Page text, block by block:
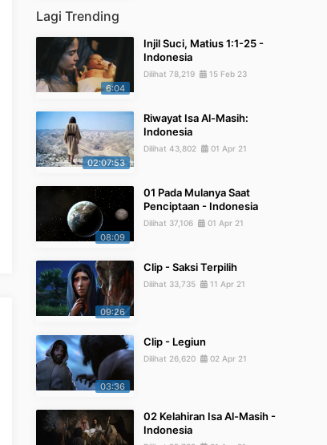
Lagi Trending
6:04
Injil Suci, Matius 1:1-25 -
Indonesia
Dilihat 78,219 15 Feb 23
02:07:53
Riwayat Isa Al-Masih:
Indonesia
Dilihat 43,802 01 Apr 21
08:09
01 Pada Mulanya Saat
Penciptaan - Indonesia
Dilihat 37,106 01 Apr 21
09:26
Clip - Saksi Terpilih
Dilihat 33,735 11 Apr 21
03:36
Clip - Legiun
Dilihat 26,620 02 Apr 21
02 Kelahiran Isa Al-Masih -
Indonesia